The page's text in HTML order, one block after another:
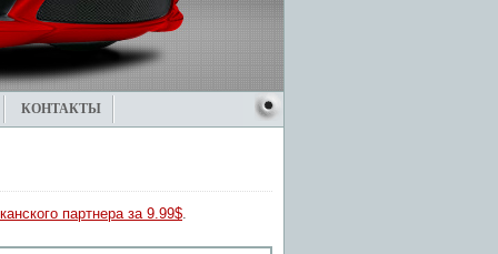
КОНТАКТЫ
партнера за 9.99$.